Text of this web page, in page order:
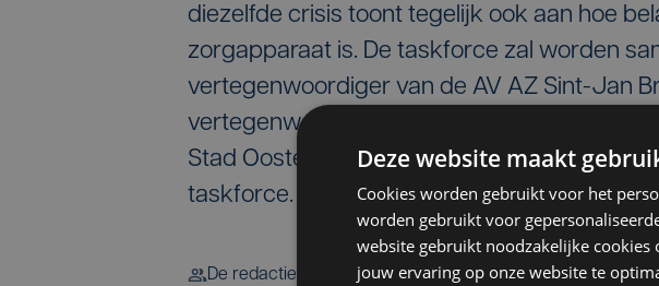
diezelfde crisis toont tegelijk ook aan hoe
zorgapparaat is. De taskforce zal worden
vertegenwoordiger van de AV AZ Sint-Jan
vertegenwoordiger van de VZW AZ
Stad Oostende zal als waarnemer-
taskforce.
De redactie
Deze website maakt
Cookies worden gebruikt voor het
worden gebruikt voor
website gebruikt noodzakelijke
jouw ervaring op onze website te